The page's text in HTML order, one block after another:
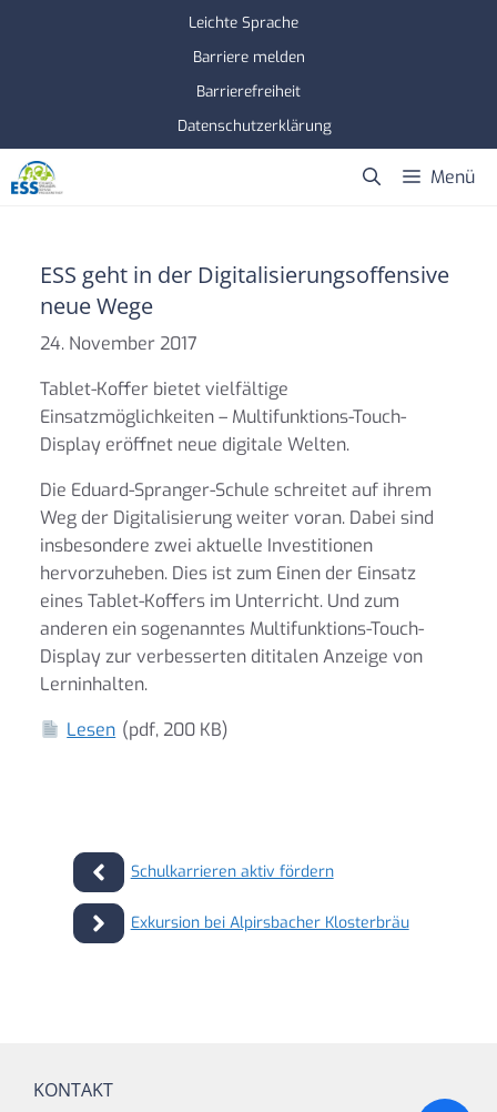
Leichte Sprache
Barriere melden
Barrierefreiheit
Datenschutzerklärung
Menü
ESS geht in der Digitalisierungsoffensive
neue Wege
24. November 2017
Tablet-Koffer bietet vielfältige
Einsatzmöglichkeiten – Multifunktions-Touch-
Display eröffnet neue digitale Welten.
Die Eduard-Spranger-Schule schreitet auf ihrem
Weg der Digitalisierung weiter voran. Dabei sind
insbesondere zwei aktuelle Investitionen
hervorzuheben. Dies ist zum Einen der Einsatz
eines Tablet-Koffers im Unterricht. Und zum
anderen ein sogenanntes Multifunktions-Touch-
Display zur verbesserten dititalen Anzeige von
Lerninhalten.
Lesen (pdf, 200 KB)
Schulkarrieren aktiv fördern
Exkursion bei Alpirsbacher Klosterbräu
KONTAKT